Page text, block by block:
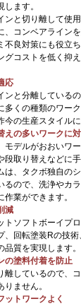
ます。
と切り離して使
、コンベアライン
不良対策にも役立
グコストを低く抑
応
と分離している
多くの種類のワー
今の生産スタイルに
えの多いワークに
デルがおおいワー
段取り替えなどに
は、タクボ独自の
るので、洗浄やカ
作業ができます。
減
ソフトボーイプ
、回転塗装Rの技
品質を実現します。
の塗料付着を防止
しているので、
ません。
ットワークよく